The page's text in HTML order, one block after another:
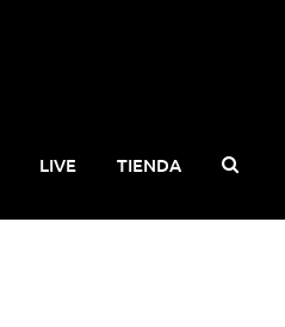
LIVE TIENDA